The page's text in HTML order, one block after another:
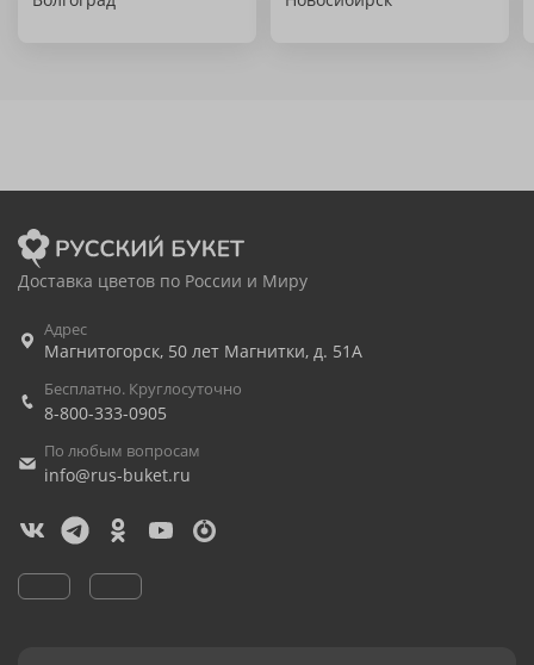
Доставка цветов по России и Миру
Адрес
Магнитогорск, 50 лет Магнитки, д. 51А
Бесплатно. Круглосуточно
8-800-333-0905
По любым вопросам
info@rus-buket.ru